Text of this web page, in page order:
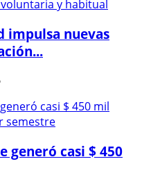
impulsa nuevas
generó casi $ 450